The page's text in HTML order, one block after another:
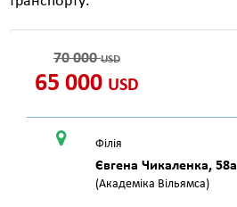
70 000USD
65 000 USD
Філія
Євгена Чикаленка, 58а
(Академіка Вільямса)